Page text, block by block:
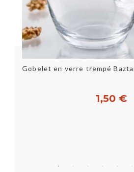
Gobelet en verre trempé
1,50 €